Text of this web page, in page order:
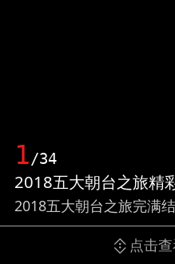
1/34
2018五大朝台之旅精
2018五大朝台之旅完满
点击